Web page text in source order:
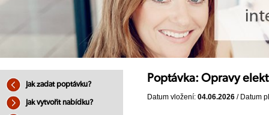
Jak zadat poptávku?
Jak vytvořit nabídku?
Poptávka: Opravy
Datum vložení: 04.06.2026 / Datum